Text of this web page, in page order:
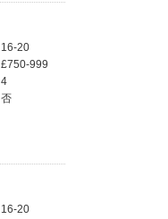
16-20
£750-999
4
否
16-20